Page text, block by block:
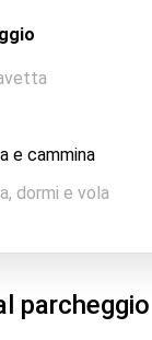
e cammina
dormi e vola